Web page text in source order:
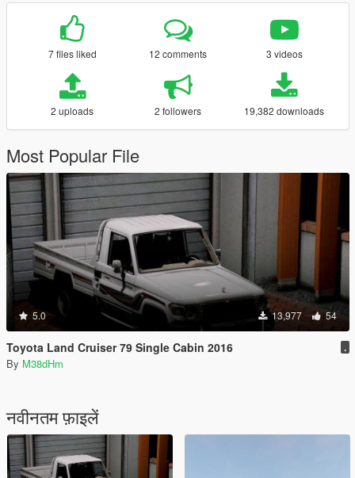
7 files liked 12 comments 3 videos
2 uploads 2 followers 19,382 downloads
Most Popular File
5.0 13,977 54
Toyota Land Cruiser 79 Single Cabin 2016 .
By M38dHm
नवीनतम फ़ाइलें